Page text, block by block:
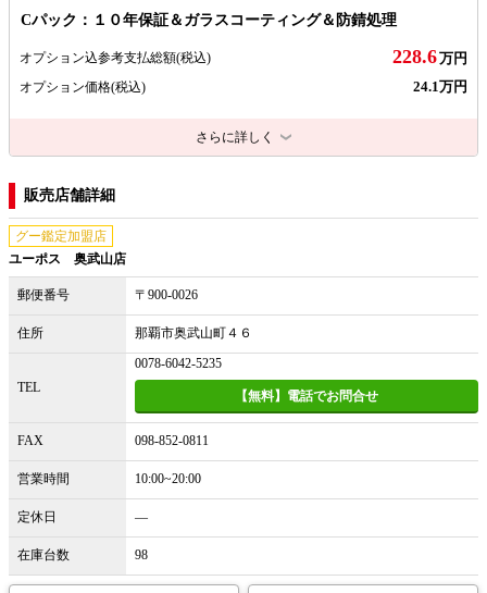
Cパック：１０年保証＆ガラスコーティング＆防錆処理
オプション込参考支払総額(税込) 228.6万円
オプション価格(税込) 24.1万円
さらに詳しく
販売店舗詳細
グー鑑定加盟店
ユーポス 奥武山店
郵便番号 〒900-0026
住所 那覇市奥武山町４６
TEL
0078-6042-5235
【無料】電話でお問合せ
FAX 098-852-0811
営業時間 10:00~20:00
定休日 ―
在庫台数 98